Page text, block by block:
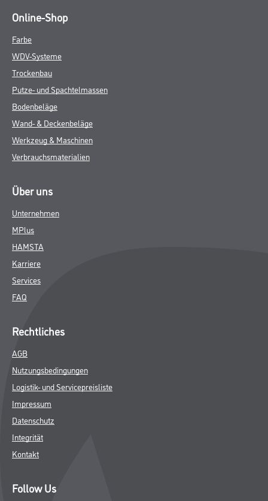
Online-Shop
Farbe
WDV-Systeme
Trockenbau
Putze- und Spachtelmassen
Bodenbeläge
Wand- & Deckenbeläge
Werkzeug & Maschinen
Verbrauchsmaterialien
Über uns
Unternehmen
MPlus
HAMSTA
Karriere
Services
FAQ
Rechtliches
AGB
Nutzungsbedingungen
Logistik- und Servicepreisliste
Impressum
Datenschutz
Integrität
Kontakt
Follow Us